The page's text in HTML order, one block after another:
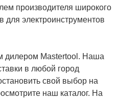
производителя широкого
для электроинструментов
Mastertool. Наша
в любой город
свой выбор на
наш каталог. На